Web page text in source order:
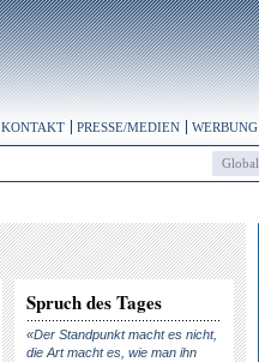
KONTAKT PRESSE/MEDIEN WERBUNG
Spruch des Tages
«Der Standpunkt macht es nicht,
die Art macht es, wie man ihn